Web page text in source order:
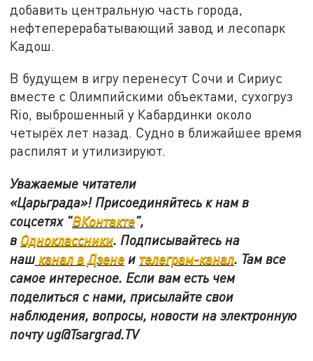
добавить центральную часть города,
нефтеперерабатывающий завод и лесопарк
Кадош.
В будущем в игру перенесут Сочи и Сириус
вместе с Олимпийскими объектами, сухогруз
Rio, выброшенный у Кабардинки около
четырёх лет назад. Судно в ближайшее время
распилят и утилизируют.
Уважаемые читатели
«Царьграда»! Присоединяйтесь к нам в
соцсетях "ВКонтакте",
в Одноклассники. Подписывайтесь на
наш канал в Дзене и телеграм-канал. Там все
самое интересное. Если вам есть чем
поделиться с нами, присылайте свои
наблюдения, вопросы, новости на электронную
почтуug@Tsargrad.TV